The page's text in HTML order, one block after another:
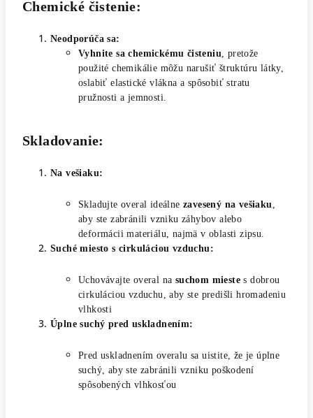
Chemické čistenie:
Neodporúča sa:
Vyhnite sa chemickému čisteniu , pretože
použité chemikálie môžu narušiť štruktúru látky,
oslabiť elastické vlákna a spôsobiť stratu
pružnosti a jemnosti.
Skladovanie:
Na vešiaku:
Skladujte overal ideálne zavesený na vešiaku
aby ste zabránili vzniku záhybov alebo
deformácii materiálu, najmä v oblasti zipsu.
Suché miesto s cirkuláciou vzduchu:
Uchovávajte overal na suchom mieste s dobrou
cirkuláciou vzduchu, aby ste predišli hromadeniu
vlhkosti
Úplne suchý pred uskladnením:
Pred uskladnením overalu sa uistite, že je úplne
suchý, aby ste zabránili vzniku poškodení
spôsobených vlhkosťou